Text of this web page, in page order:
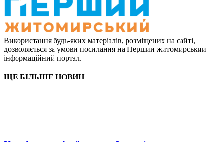
Використання будь-яких матеріалів, розміщених на сайті,
дозволяється за умови посилання на Перший житомирський
інформаційний портал.
ЩЕ БІЛЬШЕ НОВИН